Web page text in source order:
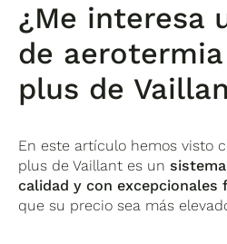
¿Me interesa
de aerotermia
plus de
En este artículo hemos visto
plus de Vaillant es un
calidad y con excepcionales
que su precio sea más